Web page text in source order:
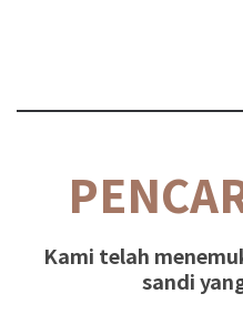
Kami telah
sandi